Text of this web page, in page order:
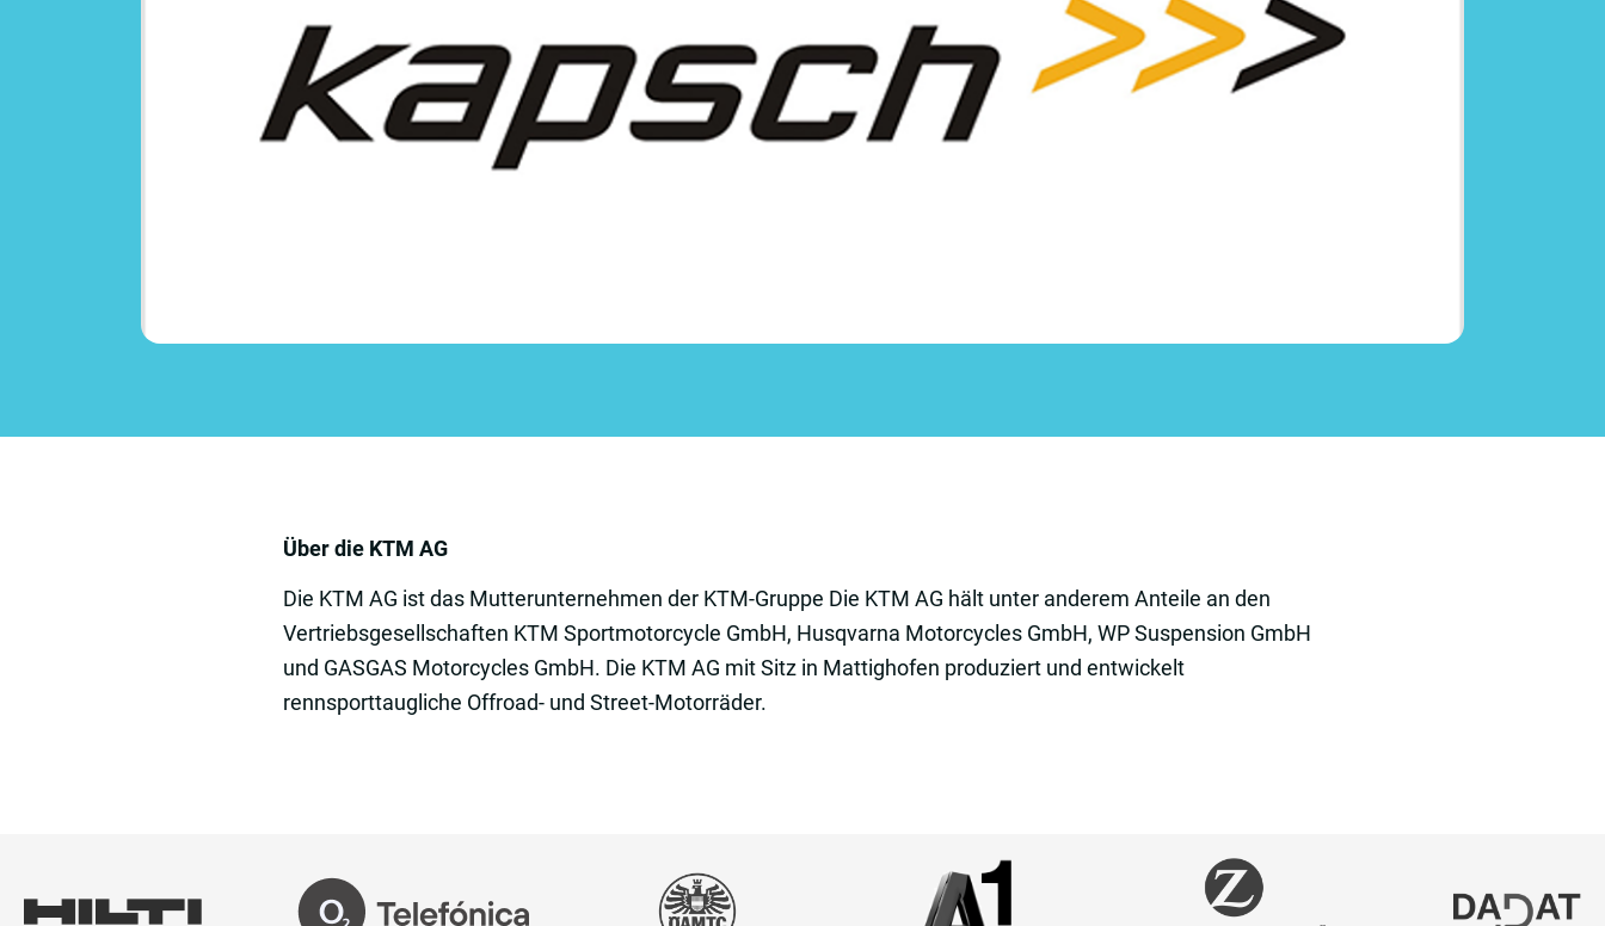
Über die KTM AG
Die KTM AG ist das Mutterunternehmen der KTM-Gruppe Die KTM AG hält unter anderem Anteile an den
Vertriebsgesellschaften KTM Sportmotorcycle GmbH, Husqvarna Motorcycles GmbH, WP Suspension GmbH
und GASGAS Motorcycles GmbH. Die KTM AG mit Sitz in Mattighofen produziert und entwickelt
rennsporttaugliche Offroad- und Street-Motorräder.